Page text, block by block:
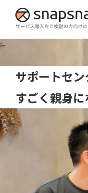
サポートセ
すごく親身